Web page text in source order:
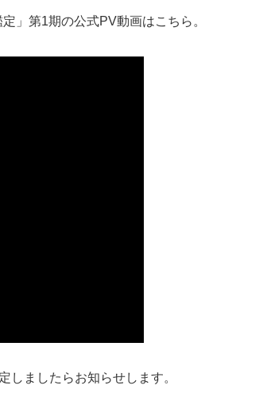
」第1期の公式PV動画はこちら。
しましたらお知らせします。